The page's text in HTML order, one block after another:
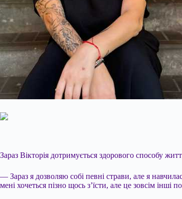
Зараз Вікторія дотримується здорового способу
— Зараз я дозволяю собі певні страви, але я
мені хочеться пізно щось з’їсти, але це зовсім